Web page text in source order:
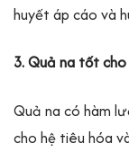
huyết áp cáo và
3. Quả na tốt
Quả na có hàm
cho hệ tiêu hóa